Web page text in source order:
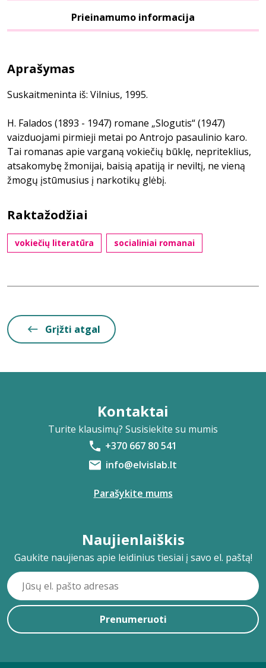
Prieinamumo informacija
Aprašymas
Suskaitmeninta iš: Vilnius, 1995.
H. Falados (1893 - 1947) romane „Slogutis“ (1947)
vaizduojami pirmieji metai po Antrojo pasaulinio karo.
Tai romanas apie varganą vokiečių būklę, nepriteklius,
atsakomybę žmonijai, baisią apatiją ir neviltį, ne vieną
žmogų įstūmusius į narkotikų glėbį.
Raktažodžiai
vokiečių literatūra socialiniai romanai
Grįžti atgal
Kontaktai
Turite klausimų? Susisiekite su mumis
+370 667 80 541
info@elvislab.lt
Parašykite mums
Naujienlaiškis
Gaukite naujienas apie leidinius tiesiai į savo el. paštą!
Prenumeruoti